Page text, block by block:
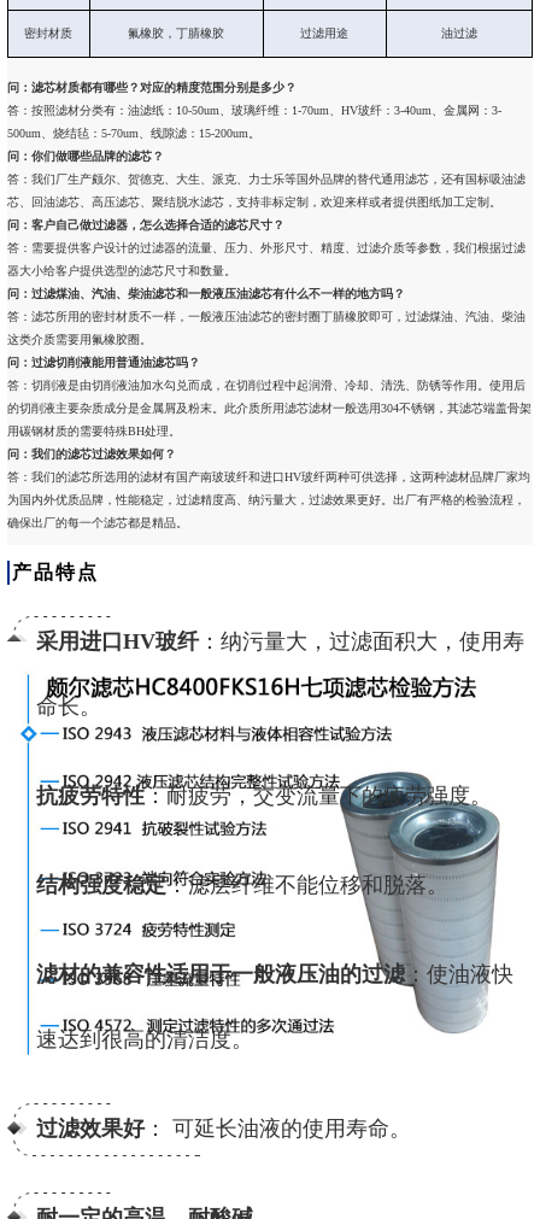
密封材质 氟橡胶，丁腈橡胶 过滤用途 油过滤
问：滤芯材质都有哪些？对应的精度范围分别是多少？
答：按照滤材分类有：油滤纸：10-50um、玻璃纤维：1-70um、HV玻纤：3-40um、金属网：3-
500um、烧结毡：5-70um、线隙滤：15-200um。
问：你们做哪些品牌的滤芯？
答：我们厂生产颇尔、贺德克、大生、派克、力士乐等国外品牌的替代通用滤芯，还有国标吸油滤
芯、回油滤芯、高压滤芯、聚结脱水滤芯，支持非标定制，欢迎来样或者提供图纸加工定制。
问：客户自己做过滤器，怎么选择合适的滤芯尺寸？
答：需要提供客户设计的过滤器的流量、压力、外形尺寸、精度、过滤介质等参数，我们根据过滤
器大小给客户提供选型的滤芯尺寸和数量。
问：过滤煤油、汽油、柴油滤芯和一般液压油滤芯有什么不一样的地方吗？
答：滤芯所用的密封材质不一样，一般液压油滤芯的密封圈丁腈橡胶即可，过滤煤油、汽油、柴油
这类介质需要用氟橡胶圈。
问：过滤切削液能用普通油滤芯吗？
答：切削液是由切削液油加水勾兑而成，在切削过程中起润滑、冷却、清洗、防锈等作用。使用后
的切削液主要杂质成分是金属屑及粉末。此介质所用滤芯滤材一般选用304不锈钢，其滤芯端盖骨架
用碳钢材质的需要特殊BH处理。
问：我们的滤芯过滤效果如何？
答：我们的滤芯所选用的滤材有国产南玻玻纤和进口HV玻纤两种可供选择，这两种滤材品牌厂家均
为国内外优质品牌，性能稳定，过滤精度高、纳污量大，过滤效果更好。出厂有严格的检验流程，
确保出厂的每一个滤芯都是精品。
产品特点
采用进口HV玻纤：纳污量大，过滤面积大，使用寿
命长。
抗疲劳特性：耐疲劳，交变流量下的疲劳强度。
结构强度稳定：滤层纤维不能位移和脱落。
滤材的兼容性适用于一般液压油的过滤：使油液快
速达到很高的清洁度。
过滤效果好： 可延长油液的使用寿命。